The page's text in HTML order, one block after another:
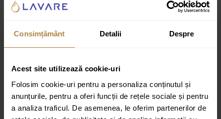
Consimțământ Detalii Despre
Acest site utilizează cookie-uri
Folosim cookie-uri pentru a personaliza conținutul și
anunțurile, pentru a oferi funcții de rețele sociale și pentru
a analiza traficul. De asemenea, le oferim partenerilor de